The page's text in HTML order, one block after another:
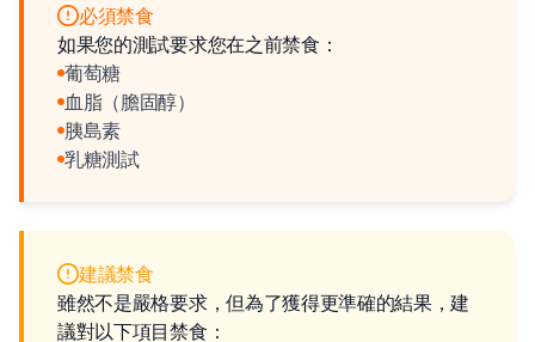
必須禁食
如果您的測試要求您在之前禁食：
葡萄糖
血脂（膽固醇）
胰島素
乳糖測試
建議禁食
雖然不是嚴格要求，但為了獲得更準確的結果，建
議對以下項目禁食：